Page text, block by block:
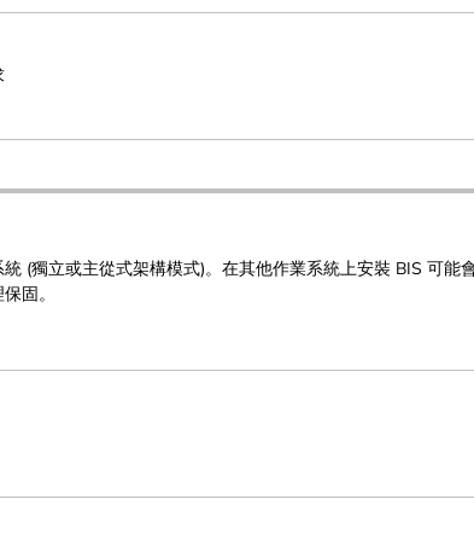
(獨立或主從式架構模式)。在其他作業系統上安裝 BIS 可能
固。